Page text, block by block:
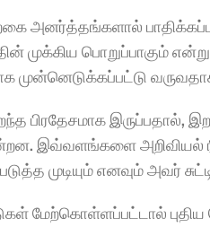
அனர்த்தங்களால்
முக்கிய பொறுப்பாகும்
பிரதேசமாக இருப்பதால்,
இவ்வளங்களை அறிவியல்
முடியும் எனவும் அவர்
மேற்கொள்ளப்பட்டால்